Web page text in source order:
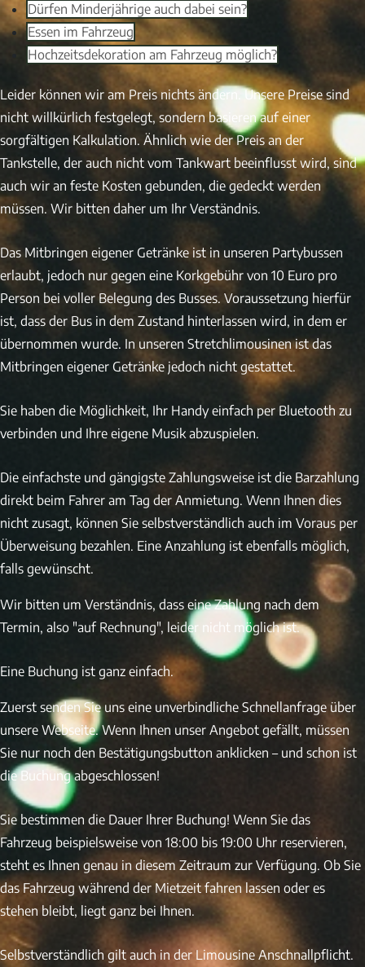
Dürfen Minderjährige auch dabei sein?
Essen im Fahrzeug
Hochzeitsdekoration am Fahrzeug möglich?
Leider können wir am Preis nichts ändern. Unsere Preise sind
nicht willkürlich festgelegt, sondern basieren auf einer
sorgfältigen Kalkulation. Ähnlich wie der Preis an der
Tankstelle, der auch nicht vom Tankwart beeinflusst wird, sind
auch wir an feste Kosten gebunden, die gedeckt werden
müssen. Wir bitten daher um Ihr Verständnis.
Das Mitbringen eigener Getränke ist in unseren Partybussen
erlaubt, jedoch nur gegen eine Korkgebühr von 10 Euro pro
Person bei voller Belegung des Busses. Voraussetzung hierfür
ist, dass der Bus in dem Zustand hinterlassen wird, in dem er
übernommen wurde. In unseren Stretchlimousinen ist das
Mitbringen eigener Getränke jedoch nicht gestattet.
Sie haben die Möglichkeit, Ihr Handy einfach per Bluetooth zu
verbinden und Ihre eigene Musik abzuspielen.
Die einfachste und gängigste Zahlungsweise ist die Barzahlung
direkt beim Fahrer am Tag der Anmietung. Wenn Ihnen dies
nicht zusagt, können Sie selbstverständlich auch im Voraus per
Überweisung bezahlen. Eine Anzahlung ist ebenfalls möglich,
falls gewünscht.
Wir bitten um Verständnis, dass eine Zahlung nach dem
Termin, also "auf Rechnung", leider nicht möglich ist.
Eine Buchung ist ganz einfach.
Zuerst senden Sie uns eine unverbindliche Schnellanfrage über
unsere Webseite. Wenn Ihnen unser Angebot gefällt, müssen
Sie nur noch den Bestätigungsbutton anklicken – und schon ist
die Buchung abgeschlossen!
Sie bestimmen die Dauer Ihrer Buchung! Wenn Sie das
Fahrzeug beispielsweise von 18:00 bis 19:00 Uhr reservieren,
steht es Ihnen genau in diesem Zeitraum zur Verfügung. Ob Sie
das Fahrzeug während der Mietzeit fahren lassen oder es
stehen bleibt, liegt ganz bei Ihnen.
Selbstverständlich gilt auch in der Limousine Anschnallpflicht.